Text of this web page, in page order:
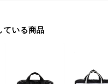
ている商品